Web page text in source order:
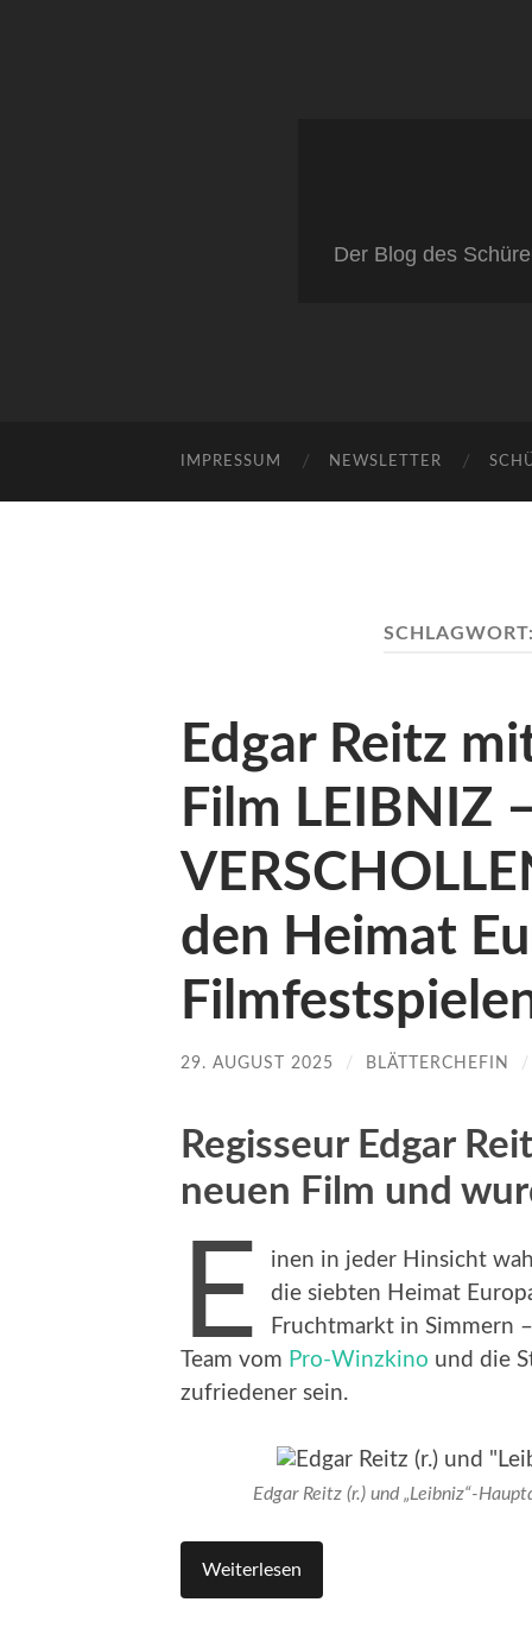
Der Blog des
IMPRESSUM NEWSLETTER
SCHLAGWORT:
Edgar Reitz
Film LEIBNIZ
den Heimat
29. AUGUST 2025 / BLÄTTERCHEFIN /
Regisseur Edgar
neuen Film und
E
inen in jeder Hinsicht
die siebten Heimat
Fruchtmarkt in Simmern
Team vom Pro-Winzkino und die
zufriedener sein.
Edgar Reitz (r.) und „Leibniz“-
Weiterlesen